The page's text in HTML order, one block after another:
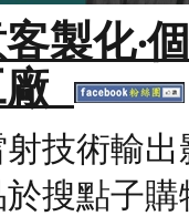
製化‧
技術輸
搜點子